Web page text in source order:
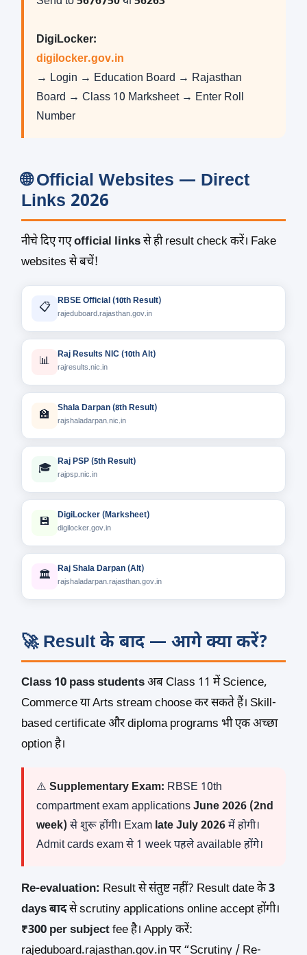
DigiLocker:
digilocker.gov.in
→ Login → Education Board → Rajasthan
Board → Class 10 Marksheet → Enter Roll
Number
🌐 Official Websites — Direct
Links 2026
नीचे दिए गएofficial linksसे ही result check करें। Fake
websites से बचें!
📋 RBSE Official (10th Result)
rajeduboard.rajasthan.gov.in
📊 Raj Results NIC (10th Alt)
rajresults.nic.in
🏫 Shala Darpan (8th Result)
rajshaladarpan.nic.in
🎓 Raj PSP (5th Result)
rajpsp.nic.in
💾 DigiLocker (Marksheet)
digilocker.gov.in
🏛️ Raj Shala Darpan (Alt)
rajshaladarpan.rajasthan.gov.in
🚀 Result के बाद — आगे क्या करें?
Class 10 pass studentsअब Class 11 में Science,
Commerce या Arts stream choose कर सकते हैं। Skill-
based certificate और diploma programs भी एक अच्छा
option है।
⚠️ Supplementary Exam: RBSE 10th
compartment exam applicationsJune 2026 (2nd
week) से शुरू होंगी। Exam late July 2026में होगी।
Admit cards exam से 1 week पहले available होंगे।
Re-evaluation: Result से संतुष्ट नहीं? Result date के3
days बादसे scrutiny applications online accept होंगी।
₹300 per subjectfee है। Apply करें:
rajeduboard.rajasthan.gov.in पर “Scrutiny / Re-